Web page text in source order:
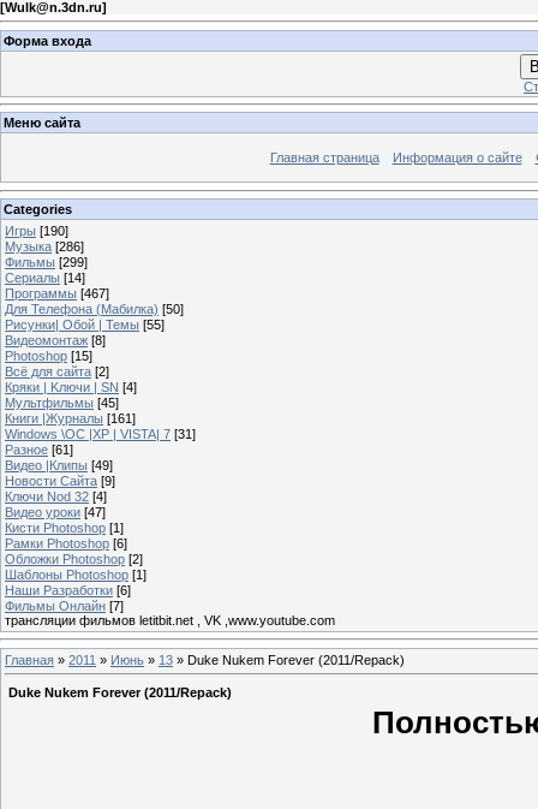
[Wulk@n.3dn.ru]
Форма входа
Меню сайта
Главная страница Информация о сайте
Categories
Игры [190]
Музыка [286]
Фильмы [299]
Сериалы [14]
Программы [467]
Для Телефона (Мабилка) [50]
Рисунки| Обой | Темы [55]
Видеомонтаж [8]
Photoshop [15]
Всё для сайта [2]
Кряки | Kлючи | SN [4]
Мультфильмы [45]
Книги |Журналы [161]
Windows \OC |XP | VISTA| 7 [31]
Разное [61]
Видео |Клипы [49]
Новости Сайта [9]
Ключи Nod 32 [4]
Видео уроки [47]
Кисти Photoshop [1]
Рамки Photoshop [6]
Обложки Photoshop [2]
Шаблоны Photoshop [1]
Наши Разработки [6]
Фильмы Онлайн [7]
трансляции фильмов letitbit.net , VK ,www.youtube.com
Главная » 2011 » Июнь » 13 » Duke Nukem Forever (2011/Repack)
Duke Nukem Forever (2011/Repack)